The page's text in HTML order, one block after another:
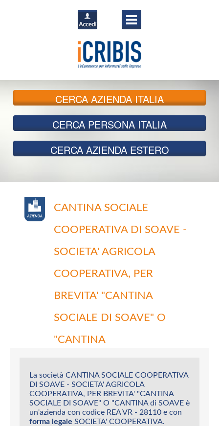
CERCAAZIENDA ITALIA
CERCA PERSONA ITALIA
CERCA AZIENDA ESTERO
CANTINA SOCIALE
COOPERATIVA DI SOAVE -
SOCIETA' AGRICOLA
COOPERATIVA, PER
BREVITA' "CANTINA
SOCIALE DI SOAVE" O
"CANTINA
La società CANTINA SOCIALE COOPERATIVA
DI SOAVE - SOCIETA' AGRICOLA
COOPERATIVA, PER BREVITA' "CANTINA
SOCIALE DI SOAVE" O "CANTINA di SOAVE è
un'azienda con codice REA VR - 28110 e con
forma legale SOCIETA' COOPERATIVA.